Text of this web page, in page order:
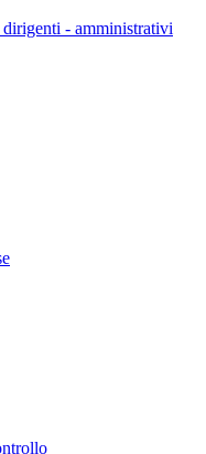
- amministrativi